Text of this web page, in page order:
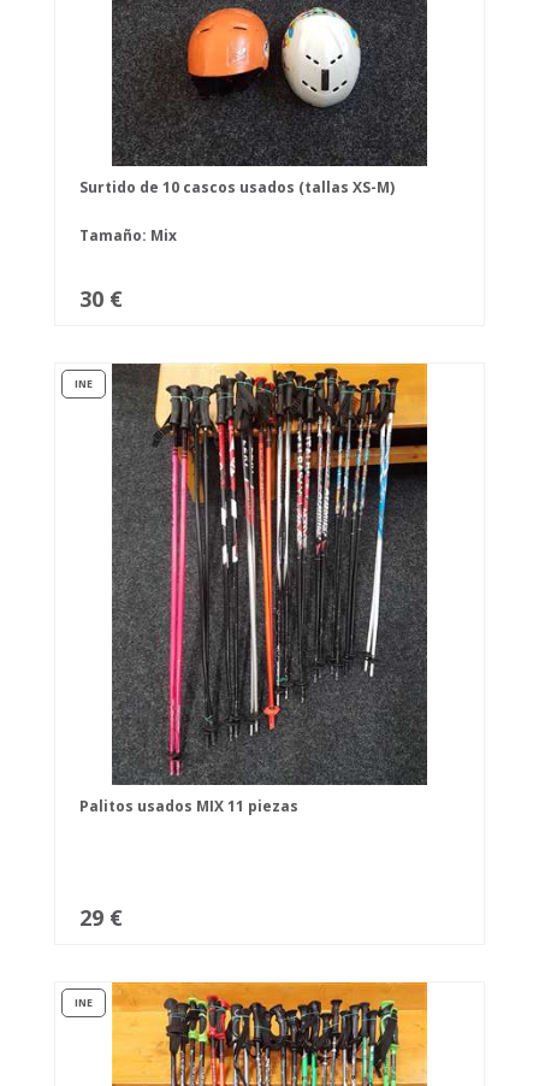
Surtido de 10 cascos usados (tallas XS-M)
Tamaño: Mix
30 €
INE
Palitos usados MIX 11 piezas
29 €
INE